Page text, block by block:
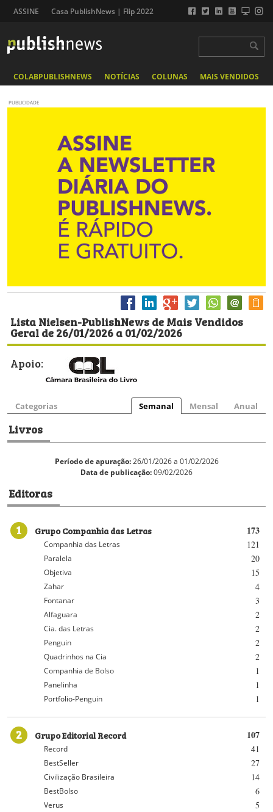
ASSINE Casa PublishNews | Flip 2022
COLABPUBLISHNEWS NOTÍCIAS COLUNAS MAIS VENDIDOS
PUBLICIDADE
Lista Nielsen-PublishNews de Mais Vendidos
Geral de 26/01/2026 a 01/02/2026
Apoio:
Categorias Semanal Mensal Anual
Livros
Período de apuração:26/01/2026 a 01/02/2026
Data de publicação:09/02/2026
Editoras
1 173
Grupo Companhia das Letras
121
Companhia das Letras
20
Paralela
15
Objetiva
4
Zahar
3
Fontanar
2
Alfaguara
2
Cia. das Letras
2
Penguin
2
Quadrinhos na Cia
1
Companhia de Bolso
1
Panelinha
1
Portfolio-Penguin
2 107
Grupo Editorial Record
41
Record
27
BestSeller
14
Civilização Brasileira
6
BestBolso
5
Verus